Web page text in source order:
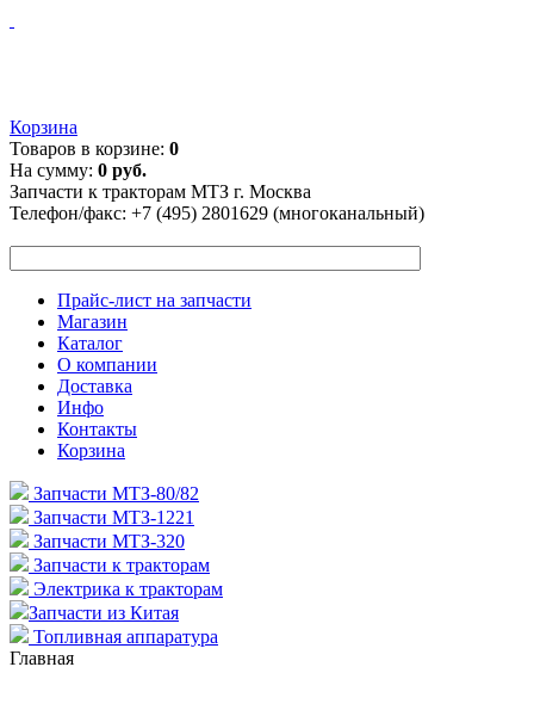
Корзина
Товаров в корзине: 0
На сумму: 0 руб.
Запчасти к тракторам МТЗ г. Москва
Телефон/факс: +7 (495) 2801629 (многоканальный)
Прайс-лист на запчасти
Магазин
Каталог
О компании
Доставка
Инфо
Контакты
Корзина
Запчасти МТЗ-80/82
Запчасти МТЗ-1221
Запчасти МТЗ-320
Запчасти к тракторам
Электрика к тракторам
Запчасти из Китая
Топливная аппаратура
Главная